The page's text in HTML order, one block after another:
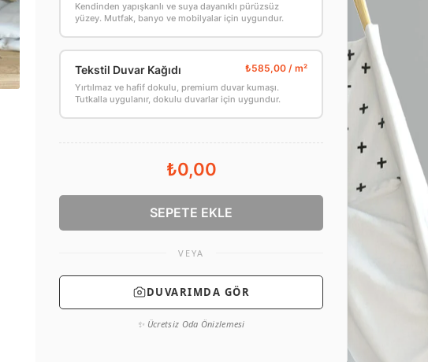
Kendinden yapışkanlı ve suya dayanıklı pürüzsüz
yüzey. Mutfak, banyo ve mobilyalar için uygundur.
Tekstil Duvar Kağıdı
Yırtılmaz ve hafif dokulu, premium duvar kumaşı.
Tutkalla uygulanır, dokulu duvarlar için uygundur.
₺0,00
SEPETE EKLE
VEYA
DUVARIMDA GÖR
✨ Ücretsiz Oda Önizlemesi